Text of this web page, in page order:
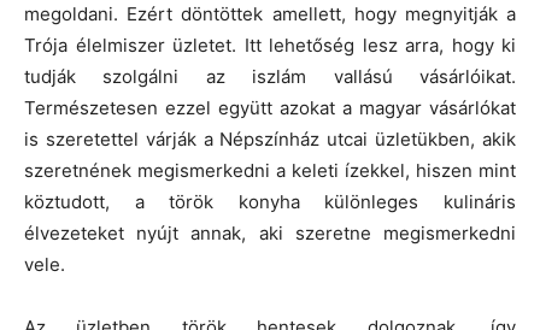
megoldani. Ezért döntöttek amellett, hogy megnyitják a
Trója élelmiszer üzletet. Itt lehetőség lesz arra, hogy ki
tudják szolgálni az iszlám vallású vásárlóikat.
Természetesen ezzel együtt azokat a magyar vásárlókat
is szeretettel várják a Népszínház utcai üzletükben, akik
szeretnének megismerkedni a keleti ízekkel, hiszen mint
köztudott, a török konyha különleges kulináris
élvezeteket nyújt annak, aki szeretne megismerkedni
vele.